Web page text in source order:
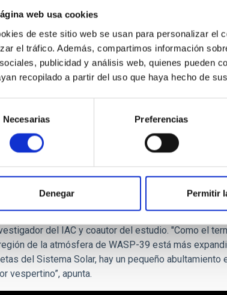
web usa cookies
de este sitio web se usan para personalizar el
el tráfico. Además, compartimos información
publicidad y análisis web, quienes pueden
recopilado a partir del uso que haya hecho de
Necesarias Preferencias
Denegar Permitir
para realizar esta detección que debe ser
al equipo estudiar la estructura de la atmósfera
es más cálido. Utilizando modelos de circulación
los patrones meteorológicos en la Tierra, los
por vientos que se han enfriado en el lado
en el lado diurno. Como resultado, el lado
deriva en una notable diferencia de presión
sugiere que la velocidad del viento en WASP-
indicios de una nubosidad diferente, siendo
estudiarán cómo la cobertura de nubes puede
interesante porque se obtiene información
del IAC y coautor del estudio. "Como el
de la atmósfera de WASP-39 está más
del Sistema Solar, hay un pequeño
vespertino”, apunta.